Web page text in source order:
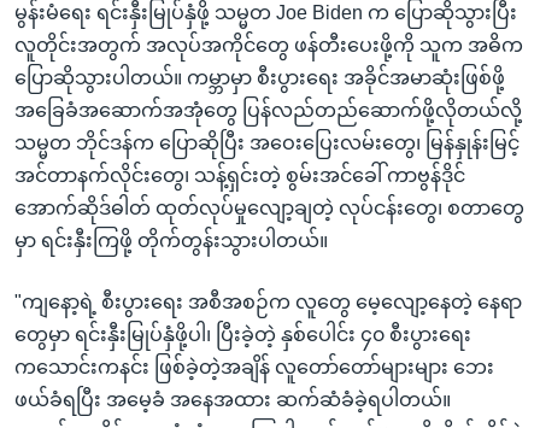
မွန်းမံရေး ရင်းနှီးမြုပ်နှံဖို့ သမ္မတ Joe Biden က ပြောဆိုသွားပြီး
လူတိုင်းအတွက် အလုပ်အကိုင်တွေ ဖန်တီးပေးဖို့ကို သူက အဓိက
ပြောဆိုသွားပါတယ်။ ကမ္ဘာမှာ စီးပွားရေး အခိုင်အမာဆုံးဖြစ်ဖို့
အခြေခံအဆောက်အအုံတွေ ပြန်လည်တည်ဆောက်ဖို့လိုတယ်လို့
သမ္မတ ဘိုင်ဒန်က ပြောဆိုပြီး အဝေးပြေးလမ်းတွေ၊ မြန်နှုန်းမြင့်
အင်တာနက်လိုင်းတွေ၊ သန့်ရှင်းတဲ့ စွမ်းအင်ခေါ် ကာဗွန်ဒိုင်
အောက်ဆိုဒ်ဓါတ် ထုတ်လုပ်မှုလျော့ချတဲ့ လုပ်ငန်းတွေ၊ စတာတွေ
မှာ ရင်းနှီးကြဖို့ တိုက်တွန်းသွားပါတယ်။
"ကျနော့ရဲ့ စီးပွားရေး အစီအစဉ်က လူတွေ မေ့လျော့နေတဲ့ နေရာ
တွေမှာ ရင်းနှီးမြုပ်နှံဖို့ပါ၊ ပြီးခဲ့တဲ့ နှစ်ပေါင်း ၄၀ စီးပွားရေး
ကသောင်းကနင်း ဖြစ်ခဲ့တဲ့အချိန် လူတော်တော်များများ ဘေး
ဖယ်ခံရပြီး အမေ့ခံ အနေအထား ဆက်ဆံခံခဲ့ရပါတယ်။